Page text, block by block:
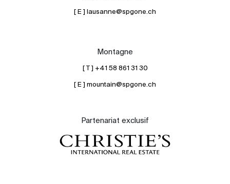
[ E ] lausanne@spgone.ch
Montagne
[ T ] +41 58 861 31 30
[ E ] mountain@spgone.ch
Partenariat exclusif